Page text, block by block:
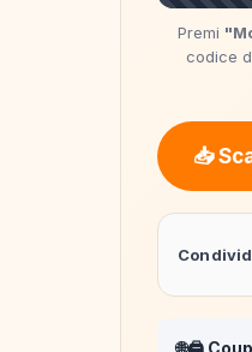
Premi
codice
📥
🌐🖨️